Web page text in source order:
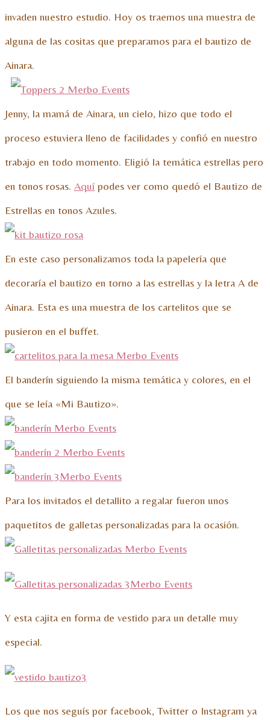
invaden nuestro estudio. Hoy os traemos una muestra de
alguna de las cositas que preparamos para el bautizo de
Ainara.
Jenny, la mamá de Ainara, un cielo, hizo que todo el
proceso estuviera lleno de facilidades y confió en nuestro
trabajo en todo momento. Eligió la temática estrellas pero
en tonos rosas. Aquí podes ver como quedó el Bautizo de
Estrellas en tonos Azules.
En este caso personalizamos toda la papelería que
decoraría el bautizo en torno a las estrellas y la letra A de
Ainara. Esta es una muestra de los cartelitos que se
pusieron en el buffet.
El banderín siguiendo la misma temática y colores, en el
que se leía «Mi Bautizo».
Para los invitados el detallito a regalar fueron unos
paquetitos de galletas personalizadas para la ocasión.
Y esta cajita en forma de vestido para un detalle muy
especial.
Los que nos seguís por facebook, Twitter o Instagram ya